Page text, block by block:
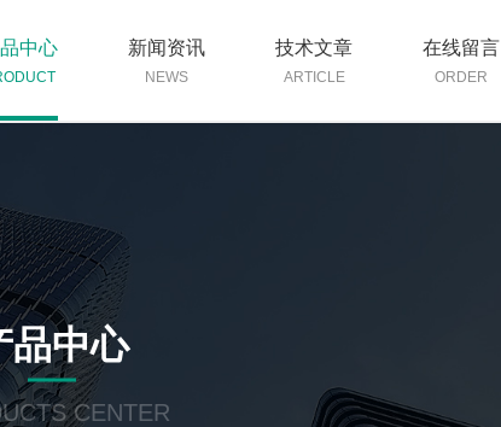
中心 新闻资讯
NEWS
技术文章
ARTICLE
在线留言
ORDER
品中心
CENTER